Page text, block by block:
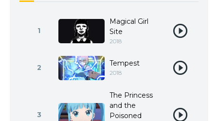
1
Magical Girl
Site
2018
2 Tempest
2018
3
The Princess
and the
Poisoned